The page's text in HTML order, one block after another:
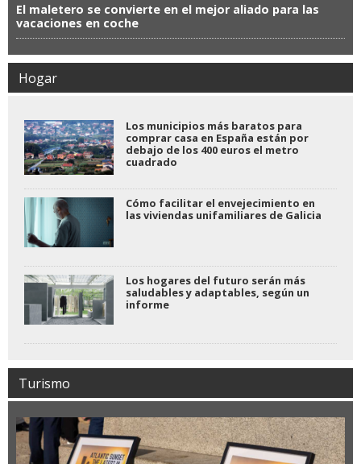
El maletero se convierte en el mejor aliado para las
vacaciones en coche
Hogar
Los municipios más baratos para
comprar casa en España están por
debajo de los 400 euros el metro
cuadrado
Cómo facilitar el envejecimiento en
las viviendas unifamiliares de Galicia
Los hogares del futuro serán más
saludables y adaptables, según un
informe
Turismo